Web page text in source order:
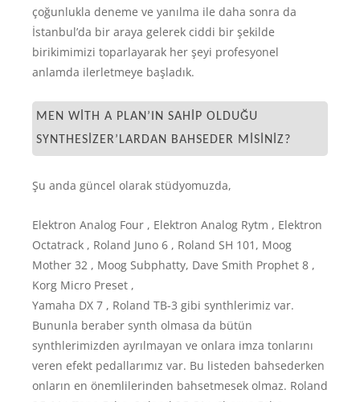
çoğunlukla deneme ve yanılma ile daha sonra da
İstanbul’da bir araya gelerek ciddi bir şekilde
birikimimizi toparlayarak her şeyi profesyonel
anlamda ilerletmeye başladık.
MEN WITH A PLAN’IN SAHIP OLDUĞU
SYNTHESIZER’LARDAN BAHSEDER MISINIZ?
Şu anda güncel olarak stüdyomuzda,
Elektron Analog Four , Elektron Analog Rytm , Elektron
Octatrack , Roland Juno 6 , Roland SH 101, Moog
Mother 32 , Moog Subphatty, Dave Smith Prophet 8 ,
Korg Micro Preset ,
Yamaha DX 7 , Roland TB-3 gibi synthlerimiz var.
Bununla beraber synth olmasa da bütün
synthlerimizden ayrılmayan ve onlara imza tonlarını
veren efekt pedallarımız var. Bu listeden bahsederken
onların en önemlilerinden bahsetmesek olmaz. Roland